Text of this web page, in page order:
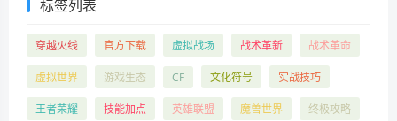
标签列表
穿越火线 官方下载 虚拟战场 战术革新 战术革命
虚拟世界 游戏生态 CF 文化符号 实战技巧
王者荣耀 技能加点 英雄联盟 魔兽世界 终极攻略